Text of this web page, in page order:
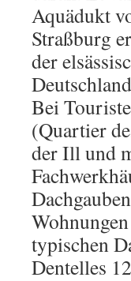
Aquädukt
Straßburg
der
Bei
(Quartier
der Ill und
typischen
Dentelles